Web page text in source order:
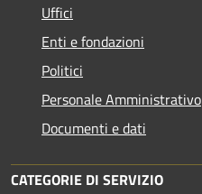
Uffici
Enti e fondazioni
Politici
Personale Amministrativo
Documenti e dati
CATEGORIE DI SERVIZIO